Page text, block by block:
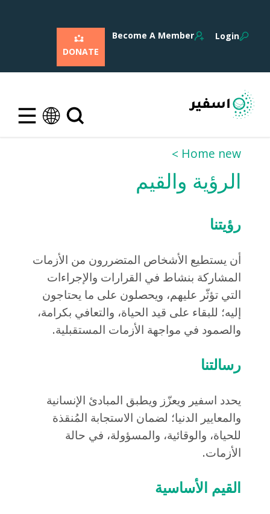
Login
Become A Member
DONATE
Home new
الرؤية والقيم
رؤيتنا
أن يستطيع الأشخاص المتضررون من الأزمات
المشاركة بنشاط في القرارات والإجراءات
التي تؤثّر عليهم، ويحصلون على ما يحتاجون
إليه؛ للبقاء على قيد الحياة، والتعافي بكرامة،
والصمود في مواجهة الأزمات المستقبلية.
رسالتنا
يحدد اسفير ويعزّز ويطبق المبادئ الإنسانية
والمعايير الدنيا؛ لضمان الاستجابة المُنقذة
للحياة، والوقائية، والمسؤولة، في حالة
الأزمات.
القيم الأساسية